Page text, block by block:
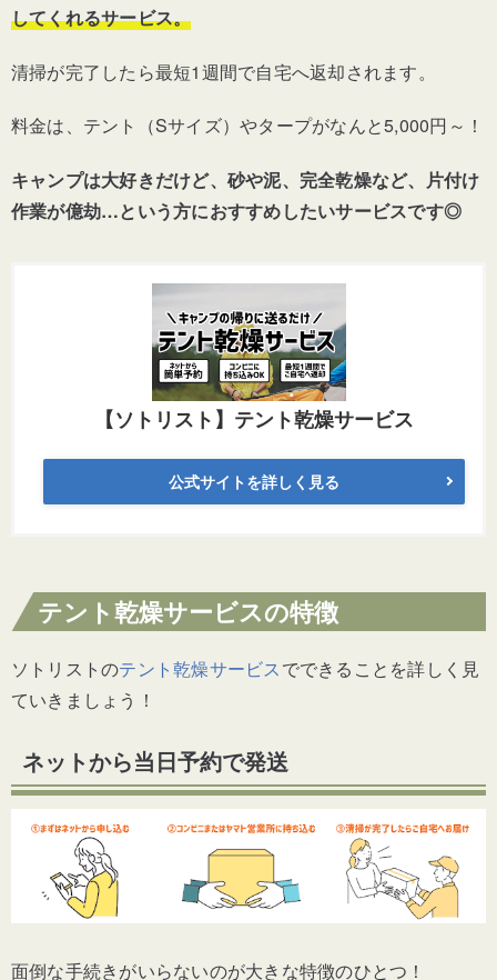
してくれるサービス。
清掃が完了したら最短1週間で自宅へ返却されます。
料金は、テント（Sサイズ）やタープがなんと5,000円～！
キャンプは大好きだけど、砂や泥、完全乾燥など、片付け
作業が億劫…という方におすすめしたいサービスです◎
【ソトリスト】テント乾燥サービス
公式サイトを詳しく見る
テント乾燥サービスの特徴
ソトリストのテント乾燥サービスでできることを詳しく見
ていきましょう！
ネットから当日予約で発送
面倒な手続きがいらないのが大きな特徴のひとつ！